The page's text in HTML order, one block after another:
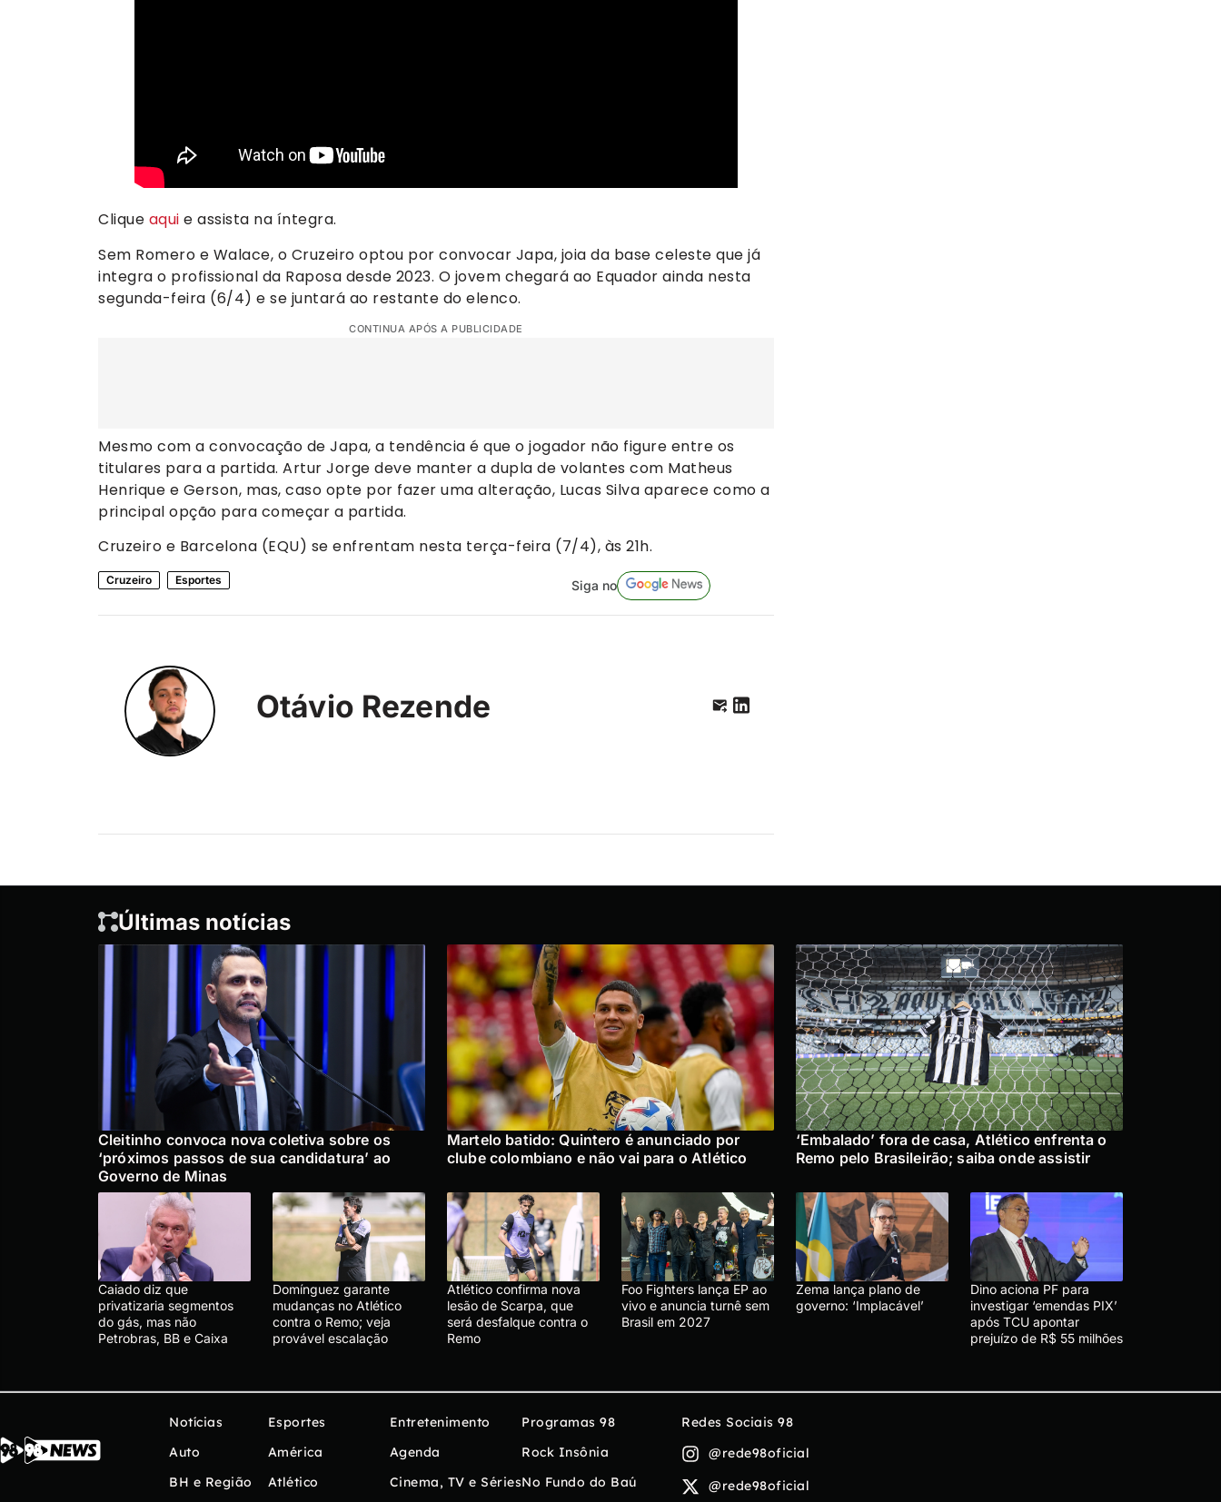
Clique aqui e assista na íntegra.
Sem Romero e Walace, o Cruzeiro optou por convocar Japa, joia da base celeste que já
integra o profissional da Raposa desde 2023. O jovem chegará ao Equador ainda nesta
segunda-feira (6/4) e se juntará ao restante do elenco.
CONTINUA APÓS A PUBLICIDADE
Mesmo com a convocação de Japa, a tendência é que o jogador não figure entre os
titulares para a partida. Artur Jorge deve manter a dupla de volantes com Matheus
Henrique e Gerson, mas, caso opte por fazer uma alteração, Lucas Silva aparece como a
principal opção para começar a partida.
Cruzeiro e Barcelona (EQU) se enfrentam nesta terça-feira (7/4), às 21h.
Cruzeiro Esportes Siga no
Otávio Rezende
Últimas notícias
Cleitinho convoca nova coletiva sobre os
‘próximos passos de sua candidatura’ ao
Governo de Minas
Martelo batido: Quintero é anunciado por
clube colombiano e não vai para o Atlético
‘Embalado’ fora de casa, Atlético enfrenta o
Remo pelo Brasileirão; saiba onde assistir
Caiado diz que
privatizaria segmentos
do gás, mas não
Petrobras, BB e Caixa
Domínguez garante
mudanças no Atlético
contra o Remo; veja
provável escalação
Atlético confirma nova
lesão de Scarpa, que
será desfalque contra o
Remo
Foo Fighters lança EP ao
vivo e anuncia turnê sem
Brasil em 2027
Zema lança plano de
governo: ‘Implacável’
Dino aciona PF para
investigar ‘emendas PIX’
após TCU apontar
prejuízo de R$ 55 milhões
Notícias
Auto
BH e Região
Esportes
América
Atlético
Entretenimento
Agenda
Cinema, TV e Séries
Programas 98
Rock Insônia
No Fundo do Baú
Redes Sociais 98
@rede98oficial
@rede98oficial